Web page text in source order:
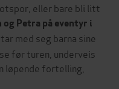
eller bare bli litt
og Petra på eventyr i
med seg barna sine
før turen, underveis
løpende fortelling,